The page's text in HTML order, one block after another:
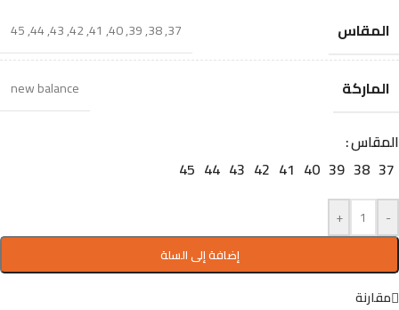
المقاس 37
,
38
,
39
,
40
,
41
,
42
,
43
,
44
,
45
الماركة new balance
المقاس
37
38
39
40
41
42
43
44
45
-
+
إضافة إلى السلة
مقارنة